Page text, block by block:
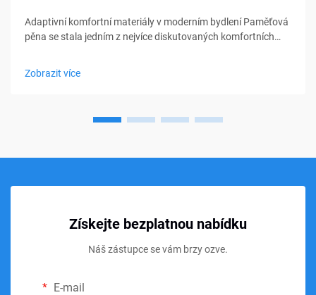
Adaptivní komfortní materiály v moderním bydlení Paměťová
pěna se stala jedním z nejvíce diskutovaných komfortních
Zobrazit více
Získejte bezplatnou nabídku
Náš zástupce se vám brzy ozve.
E-mail